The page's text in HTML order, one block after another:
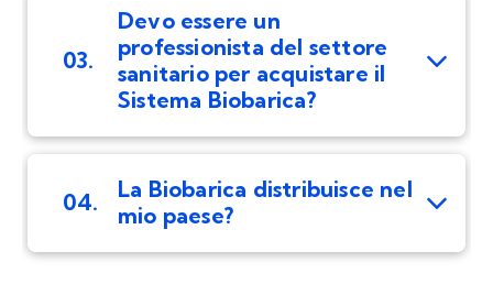
03.
Devo essere un
professionista del settore
sanitario per acquistare il
Sistema Biobarica?
04.
La Biobarica distribuisce nel
mio paese?